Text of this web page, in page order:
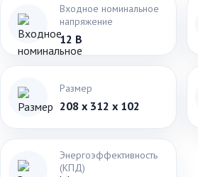
Входное номинальное
напряжение
12 В
Размер
208 x 312 x 102
Энергоэффективность
(КПД)